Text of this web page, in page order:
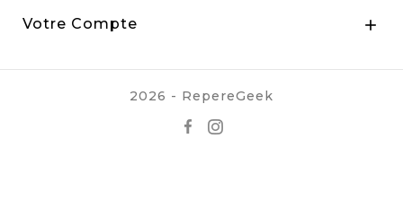
Votre Compte 
2026 - RepereGeek